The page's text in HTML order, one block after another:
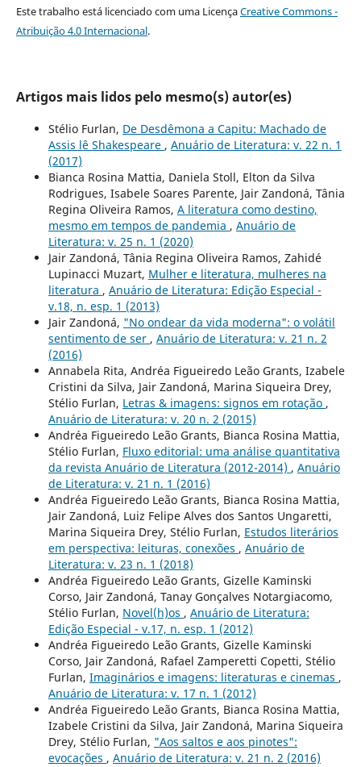
Este trabalho está licenciado com uma LicençaCreative Commons -
Atribuição 4.0 Internacional.
Artigos mais lidos pelo mesmo(s) autor(es)
Stélio Furlan, De Desdêmona a Capitu: Machado de
Assis lê Shakespeare , Anuário de Literatura: v. 22 n. 1
(2017)
Bianca Rosina Mattia, Daniela Stoll, Elton da Silva
Rodrigues, Isabele Soares Parente, Jair Zandoná, Tânia
Regina Oliveira Ramos, A literatura como destino,
mesmo em tempos de pandemia , Anuário de
Literatura: v. 25 n. 1 (2020)
Jair Zandoná, Tânia Regina Oliveira Ramos, Zahidé
Lupinacci Muzart, Mulher e literatura, mulheres na
literatura , Anuário de Literatura: Edição Especial -
v.18, n. esp. 1 (2013)
Jair Zandoná, "No ondear da vida moderna": o volátil
sentimento de ser , Anuário de Literatura: v. 21 n. 2
(2016)
Annabela Rita, Andréa Figueiredo Leão Grants, Izabele
Cristini da Silva, Jair Zandoná, Marina Siqueira Drey,
Stélio Furlan, Letras & imagens: signos em rotação ,
Anuário de Literatura: v. 20 n. 2 (2015)
Andréa Figueiredo Leão Grants, Bianca Rosina Mattia,
Stélio Furlan, Fluxo editorial: uma análise quantitativa
da revista Anuário de Literatura (2012-2014) , Anuário
de Literatura: v. 21 n. 1 (2016)
Andréa Figueiredo Leão Grants, Bianca Rosina Mattia,
Jair Zandoná, Luiz Felipe Alves dos Santos Ungaretti,
Marina Siqueira Drey, Stélio Furlan, Estudos literários
em perspectiva: leituras, conexões , Anuário de
Literatura: v. 23 n. 1 (2018)
Andréa Figueiredo Leão Grants, Gizelle Kaminski
Corso, Jair Zandoná, Tanay Gonçalves Notargiacomo,
Stélio Furlan, Novel(h)os , Anuário de Literatura:
Edição Especial - v.17, n. esp. 1 (2012)
Andréa Figueiredo Leão Grants, Gizelle Kaminski
Corso, Jair Zandoná, Rafael Zamperetti Copetti, Stélio
Furlan, Imaginários e imagens: literaturas e cinemas ,
Anuário de Literatura: v. 17 n. 1 (2012)
Andréa Figueiredo Leão Grants, Bianca Rosina Mattia,
Izabele Cristini da Silva, Jair Zandoná, Marina Siqueira
Drey, Stélio Furlan, "Aos saltos e aos pinotes":
evocações , Anuário de Literatura: v. 21 n. 2 (2016)